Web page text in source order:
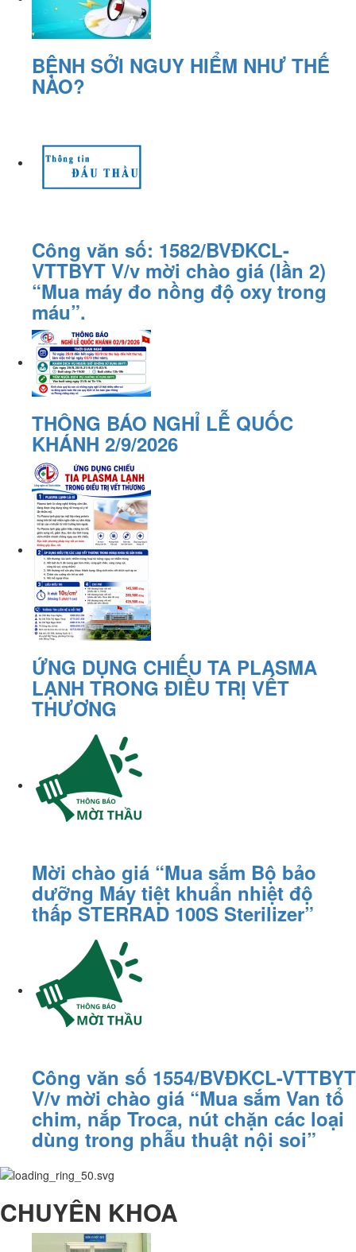
BỆNH SỞI NGUY HIỂM NHƯ THẾ
NÀO?
Công văn số: 1582/BVĐKCL-
VTTBYT V/v mời chào giá (lần 2)
“Mua máy đo nồng độ oxy trong
máu”.
THÔNG BÁO NGHỈ LỄ QUỐC
KHÁNH 2/9/2026
ỨNG DỤNG CHIẾU TA PLASMA
LẠNH TRONG ĐIỀU TRỊ VẾT
THƯƠNG
Mời chào giá “Mua sắm Bộ bảo
dưỡng Máy tiệt khuẩn nhiệt độ
thấp STERRAD 100S Sterilizer”
Công văn số 1554/BVĐKCL-VTTBYT
V/v mời chào giá “Mua sắm Van tổ
chim, nắp Troca, nút chặn các loại
dùng trong phẫu thuật nội soi”
CHUYÊN KHOA